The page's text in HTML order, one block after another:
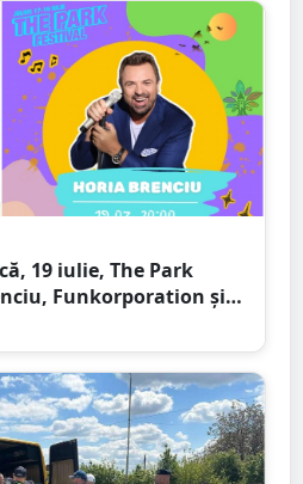
19 iulie, The Park
Funkorporation și
și zeci de activități